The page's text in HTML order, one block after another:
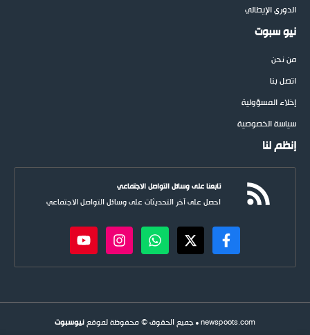
الدوري الإيطالي
نيو سبوت
من نحن
اتصل بنا
إخلاء المسؤولية
سياسة الخصوصية
إنظم لنا
تابعنا على وسائل التواصل الاجتماعي
احصل على آخر التحديثات على وسائل التواصل الاجتماعي
newspoots.com • جميع الحقوق © محفوظة لموقع نيوسبوت